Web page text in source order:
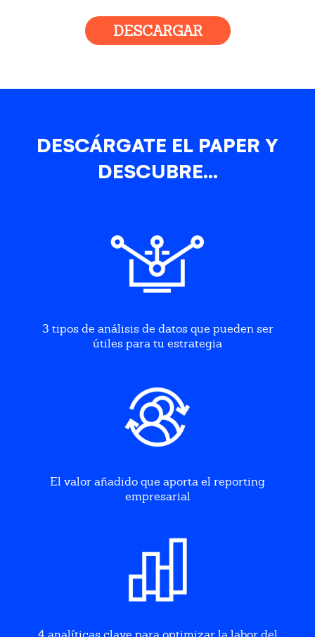
DESCARGAR
DESCÁRGATE EL PAPER Y
DESCUBRE...
3 tipos de análisis de datos que pueden ser
útiles para tu estrategia
El valor añadido que aporta el reporting
empresarial